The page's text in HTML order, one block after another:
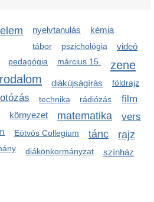
nyelvtanulás kémia
tábor pszichológia
pedagógia március 15.
videó
zene
diákújságírás
technika rádiózás
földrajz
környezet matematika
film
Eötvös Collegium
vers
tánc rajz
diákönkormányzat színház